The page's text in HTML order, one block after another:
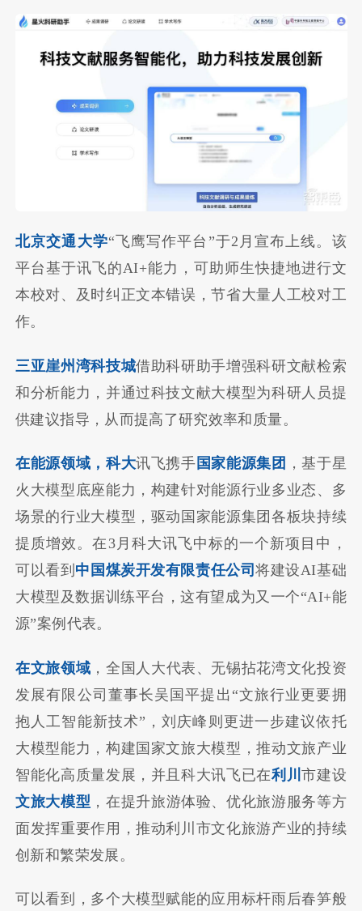
北京交通大学“飞鹰写作平台”于2月宣布上线。该
平台基于讯飞的AI+能力，可助师生快捷地进行文
本校对、及时纠正文本错误，节省大量人工校对工
作。
三亚崖州湾科技城借助科研助手增强科研文献检索
和分析能力，并通过科技文献大模型为科研人员提
供建议指导，从而提高了研究效率和质量。
在能源领域，科大讯飞携手 国家能源集团 ，基于星
火大模型底座能力，构建针对能源行业多业态、多
场景的行业大模型，驱动国家能源集团各板块持续
提质增效。在3月科大讯飞中标的一个新项目中，
可以看到 中国煤炭开发有限责任公司将建设AI基础
大模型及数据训练平台，这有望成为又一个“AI+能
源”案例代表。
在文旅领域 ，全国人大代表、无锡拈花湾文化投资
发展有限公司董事长吴国平提出“文旅行业更要拥
抱人工智能新技术”，刘庆峰则更进一步建议依托
大模型能力，构建国家文旅大模型，推动文旅产业
智能化高质量发展，并且科大讯飞已在利川市建设
文旅大模型 ，在提升旅游体验、优化旅游服务等方
面发挥重要作用，推动利川市文化旅游产业的持续
创新和繁荣发展。
可以看到，多个大模型赋能的应用标杆雨后春笋般